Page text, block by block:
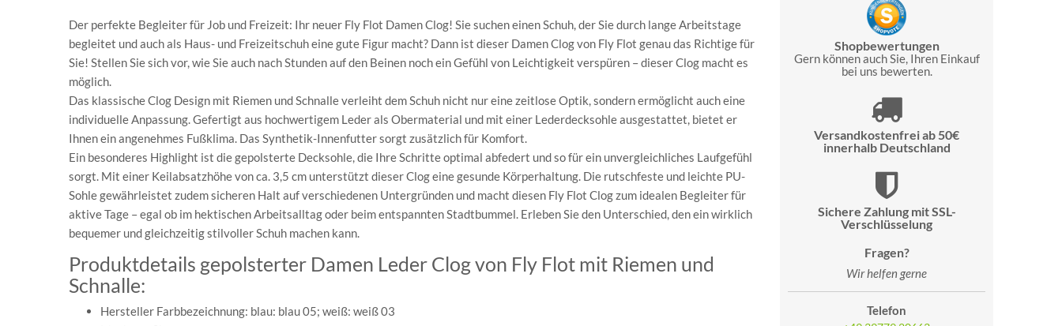
Der perfekte Begleiter für Job und Freizeit: Ihr neuer Fly Flot Damen Clog! Sie suchen einen Schuh, der Sie durch lange Arbeitstage
begleitet und auch als Haus- und Freizeitschuh eine gute Figur macht? Dann ist dieser Damen Clog von Fly Flot genau das Richtige für
Sie! Stellen Sie sich vor, wie Sie auch nach Stunden auf den Beinen noch ein Gefühl von Leichtigkeit verspüren – dieser Clog macht es
möglich.
Das klassische Clog Design mit Riemen und Schnalle verleiht dem Schuh nicht nur eine zeitlose Optik, sondern ermöglicht auch eine
individuelle Anpassung. Gefertigt aus hochwertigem Leder als Obermaterial und mit einer Lederdecksohle ausgestattet, bietet er
Ihnen ein angenehmes Fußklima. Das Synthetik-Innenfutter sorgt zusätzlich für Komfort.
Ein besonderes Highlight ist die gepolsterte Decksohle, die Ihre Schritte optimal abfedert und so für ein unvergleichliches Laufgefühl
sorgt. Mit einer Keilabsatzhöhe von ca. 3,5 cm unterstützt dieser Clog eine gesunde Körperhaltung. Die rutschfeste und leichte PU-
Sohle gewährleistet zudem sicheren Halt auf verschiedenen Untergründen und macht diesen Fly Flot Clog zum idealen Begleiter für
aktive Tage – egal ob im hektischen Arbeitsalltag oder beim entspannten Stadtbummel. Erleben Sie den Unterschied, den ein wirklich
bequemer und gleichzeitig stilvoller Schuh machen kann.
Produktdetails gepolsterter Damen Leder Clog von Fly Flot mit Riemen und
Schnalle:
Hersteller Farbbezeichnung: blau: blau 05; weiß: weiß 03
Shopbewertungen
Gern können auch Sie, Ihren Einkauf
bei uns bewerten.
Versandkostenfrei ab 50€
innerhalb Deutschland
Sichere Zahlung mit SSL-
Verschlüsselung
Fragen?
Wir helfen gerne
Telefon